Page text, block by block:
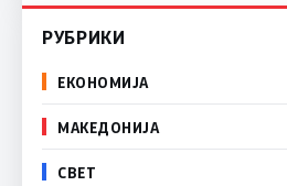
РУБРИКИ
ЕКОНОМИЈА
МАКЕДОНИЈА
СВЕТ